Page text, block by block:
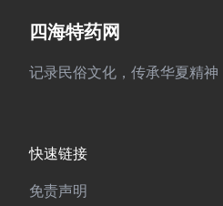
四海特药网
记录民俗文化，传承华夏精神
快速链接
免责声明